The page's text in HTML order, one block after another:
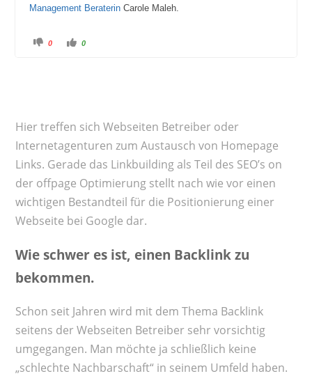
Management BeraterinCarole Maleh.
A
r
D
u
n
n
a
h
u
t
0
A
r
D
u
e
n
n
a
h
b
e
0
Hier treffen sich Webseiten Betreiber oder
Internetagenturen zum Austausch von Homepage
Links. Gerade das Linkbuilding als Teil des SEO’s on
der offpage Optimierung stellt nach wie vor einen
wichtigen Bestandteil für die Positionierung einer
Webseite bei Google dar.
Wie schwer es ist, einen Backlink zu
bekommen.
Schon seit Jahren wird mit dem Thema Backlink
seitens der Webseiten Betreiber sehr vorsichtig
umgegangen. Man möchte ja schließlich keine
„schlechte Nachbarschaft“ in seinem Umfeld haben.